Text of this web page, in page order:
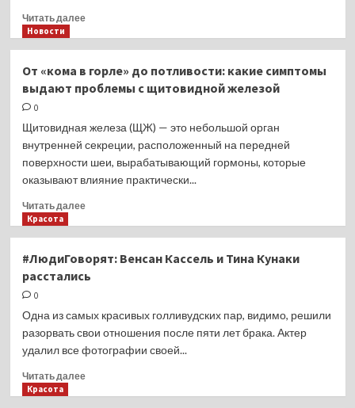
Читать далееПрочитать
учёные
разработали
рака
Новости
От «кома в горле» до потливости: какие симптомы
выдают проблемы с щитовидной железой
0
Щитовидная железа (ЩЖ) — это небольшой орган
внутренней секреции, расположенный на передней
поверхности шеи, вырабатывающий гормоны, которые
оказывают влияние практически...
Читать далееПрочитать
в горле»
до потливости:
выдают
проблемы
с щитовидной
Красота
#ЛюдиГоворят: Венсан Кассель и Тина Кунаки
расстались
0
Одна из самых красивых голливудских пар, видимо, решили
разорвать свои отношения после пяти лет брака. Актер
удалил все фотографии своей...
Читать далееПрочитать
Красота